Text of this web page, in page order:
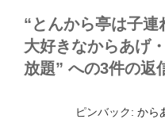
“とんから亭は子
大好きなからあげ
放題” への3件の返
ピンバック: から